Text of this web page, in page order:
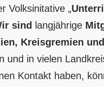
Volksinitative „
sind langjährige
Kreisgremien
und in vielen
Kontakt haben,